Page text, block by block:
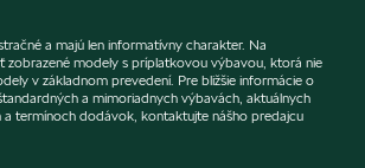
a majú len informatívny charakter. Na
modely s príplatkovou výbavou, ktorá nie
v základnom prevedení. Pre bližšie informácie o
a mimoriadnych výbavách, aktuálnych
a termínoch dodávok, kontaktujte nášho predajcu